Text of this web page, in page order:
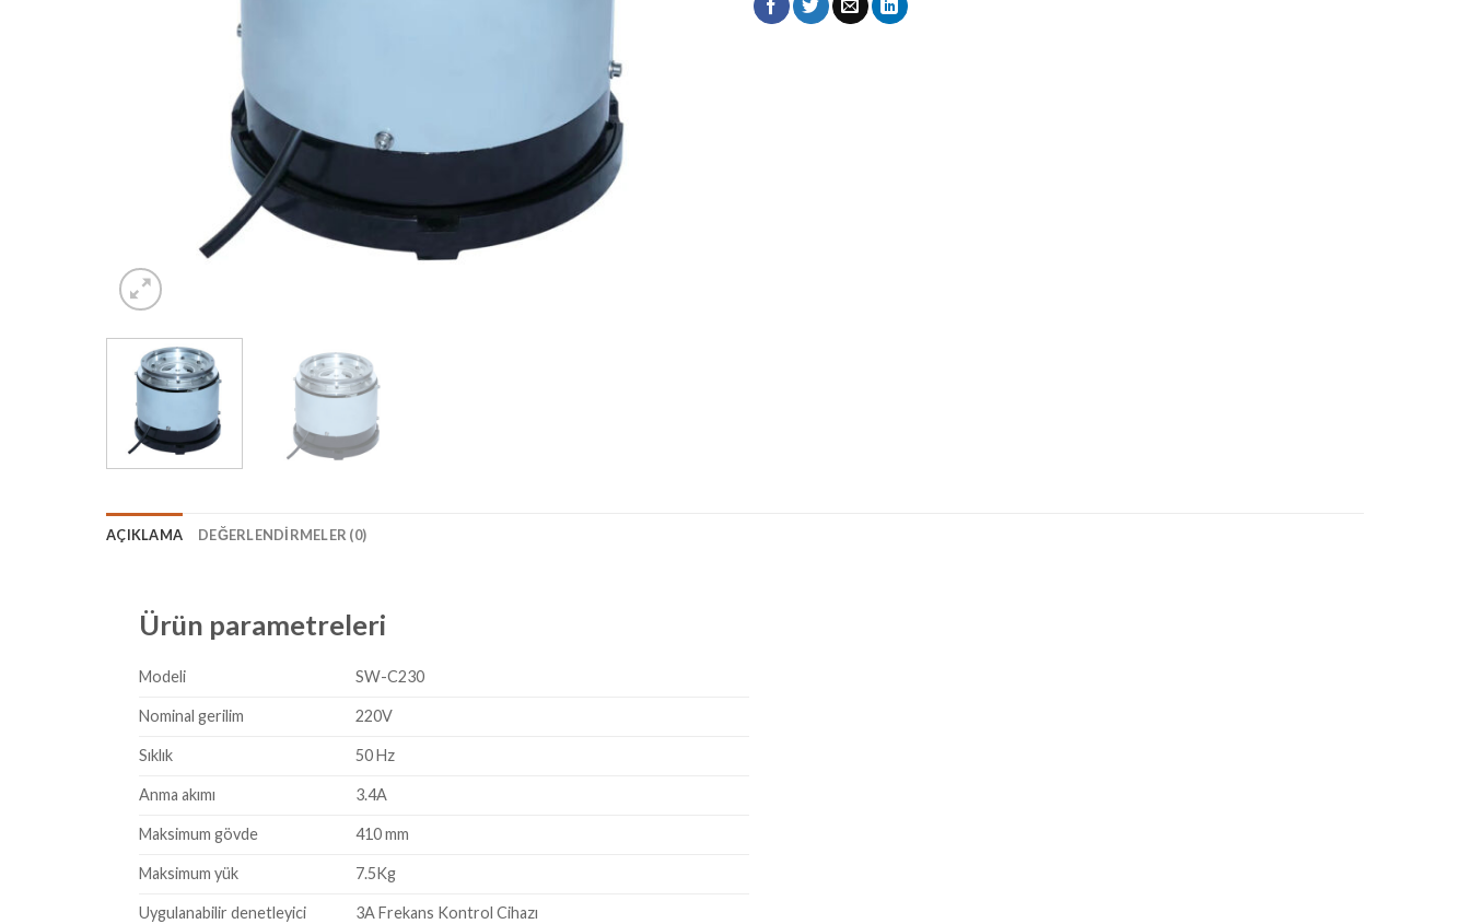
AÇIKLAMA DEĞERLENDIRMELER (0)
Ürün parametreleri
Modeli SW-C230
Nominal gerilim 220V
Sıklık 50 Hz
Anma akımı 3.4A
Maksimum gövde 410 mm
Maksimum yük 7.5Kg
Uygulanabilir denetleyici 3A Frekans Kontrol Cihazı